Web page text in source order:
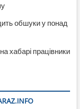
обшуки у понад
хабарі працівники